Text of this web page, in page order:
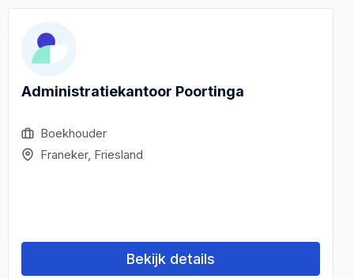
Administratiekantoor Poortinga
Boekhouder
Franeker, Friesland
Bekijk details